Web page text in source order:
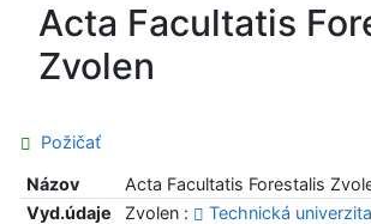
Acta Facultatis
Zvolen
Požičať
Názov
Acta Facultatis Forestalis
Vyd.údaje
Zvolen : Technická